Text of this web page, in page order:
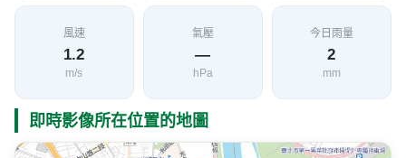
風速
1.2
m/s
氣壓
—
hPa
今日雨量
2
mm
即時影像所在位置的地圖